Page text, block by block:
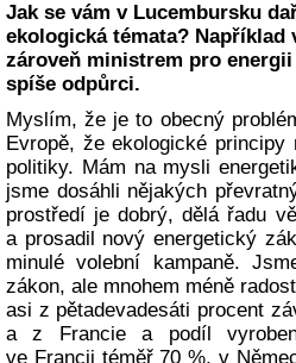
Jak se vám v Lucembursku
ekologická témata?
zároveň ministrem pro
spíše odpůrci.
Myslím, že je to obecný
Evropě, že ekologické
politiky. Mám na mysli
jsme dosáhli nějakých
prostředí je dobrý, dělá řadu
a prosadil nový energetický
minulé volební kampaně.
zákon, ale mnohem méně
asi z pětadevadesáti procent
a z Francie a podíl
ve Francii téměř 70 %, v